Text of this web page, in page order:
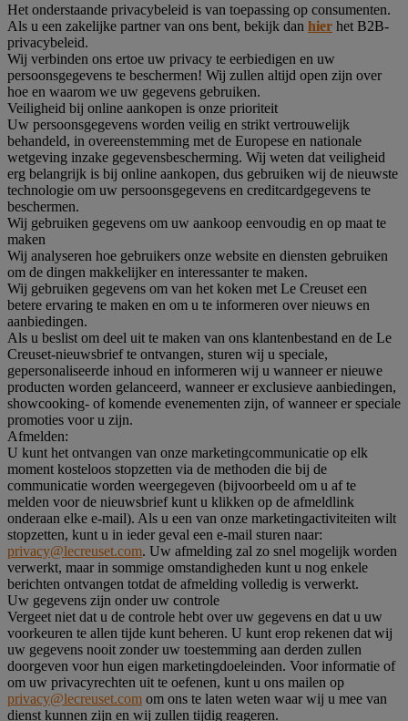
Het onderstaande privacybeleid is van toepassing op consumenten.
Als u een zakelijke partner van ons bent, bekijk dan hier het B2B-
privacybeleid.
Wij verbinden ons ertoe uw privacy te eerbiedigen en uw
persoonsgegevens te beschermen! Wij zullen altijd open zijn over
hoe en waarom we uw gegevens gebruiken.
Veiligheid bij online aankopen is onze prioriteit
Uw persoonsgegevens worden veilig en strikt vertrouwelijk
behandeld, in overeenstemming met de Europese en nationale
wetgeving inzake gegevensbescherming. Wij weten dat veiligheid
erg belangrijk is bij online aankopen, dus gebruiken wij de nieuwste
technologie om uw persoonsgegevens en creditcardgegevens te
beschermen.
Wij gebruiken gegevens om uw aankoop eenvoudig en op maat te
maken
Wij analyseren hoe gebruikers onze website en diensten gebruiken
om de dingen makkelijker en interessanter te maken.
Wij gebruiken gegevens om van het koken met Le Creuset een
betere ervaring te maken en om u te informeren over nieuws en
aanbiedingen.
Als u beslist om deel uit te maken van ons klantenbestand en de Le
Creuset-nieuwsbrief te ontvangen, sturen wij u speciale,
gepersonaliseerde inhoud en informeren wij u wanneer er nieuwe
producten worden gelanceerd, wanneer er exclusieve aanbiedingen,
showcooking- of komende evenementen zijn, of wanneer er speciale
promoties voor u zijn.
Afmelden:
U kunt het ontvangen van onze marketingcommunicatie op elk
moment kosteloos stopzetten via de methoden die bij de
communicatie worden weergegeven (bijvoorbeeld om u af te
melden voor de nieuwsbrief kunt u klikken op de afmeldlink
onderaan elke e-mail). Als u een van onze marketingactiviteiten wilt
stopzetten, kunt u in ieder geval een e-mail sturen naar:
privacy@lecreuset.com. Uw afmelding zal zo snel mogelijk worden
verwerkt, maar in sommige omstandigheden kunt u nog enkele
berichten ontvangen totdat de afmelding volledig is verwerkt.
Uw gegevens zijn onder uw controle
Vergeet niet dat u de controle hebt over uw gegevens en dat u uw
voorkeuren te allen tijde kunt beheren. U kunt erop rekenen dat wij
uw gegevens nooit zonder uw toestemming aan derden zullen
doorgeven voor hun eigen marketingdoeleinden. Voor informatie of
om uw privacyrechten uit te oefenen, kunt u ons mailen op
privacy@lecreuset.com om ons te laten weten waar wij u mee van
dienst kunnen zijn en wij zullen tijdig reageren.